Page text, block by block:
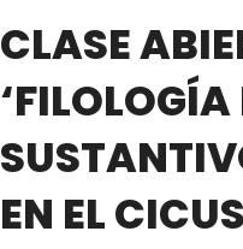
CLASE
‘FILOLOGÍA
EN EL CICUS